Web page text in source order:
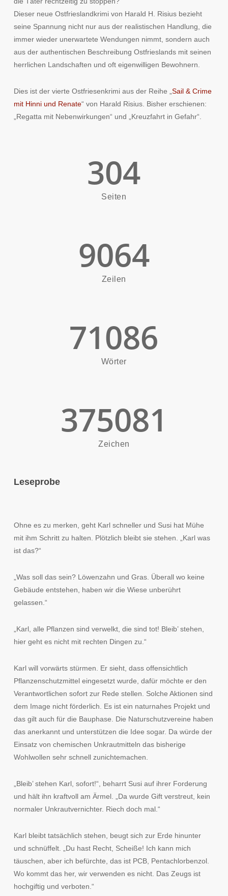
Dieser neue Ostfrieslandkrimi von Harald H. Risius bezieht
seine Spannung nicht nur aus der realistischen Handlung, die
immer wieder unerwartete Wendungen nimmt, sondern auch
aus der authentischen Beschreibung Ostfrieslands mit seinen
herrlichen Landschaften und oft eigenwilligen Bewohnern.
Dies ist der vierte Ostfriesenkrimi aus der Reihe „ Sail & Crime
mit Hinni und Renate“ von Harald Risius. Bisher erschienen:
„Regatta mit Nebenwirkungen“ und „Kreuzfahrt in Gefahr“.
304
Seiten
9064
Zeilen
71086
Wörter
375081
Zeichen
Leseprobe
Ohne es zu merken, geht Karl schneller und Susi hat Mühe
mit ihm Schritt zu halten. Plötzlich bleibt sie stehen. „Karl was
ist das?“
„Was soll das sein? Löwenzahn und Gras. Überall wo keine
Gebäude entstehen, haben wir die Wiese unberührt
gelassen.“
„Karl, alle Pflanzen sind verwelkt, die sind tot! Bleib’ stehen,
hier geht es nicht mit rechten Dingen zu.“
Karl will vorwärts stürmen. Er sieht, dass offensichtlich
Pflanzenschutzmittel eingesetzt wurde, dafür möchte er den
Verantwortlichen sofort zur Rede stellen. Solche Aktionen sind
dem Image nicht förderlich. Es ist ein naturnahes Projekt und
das gilt auch für die Bauphase. Die Naturschutzvereine haben
das anerkannt und unterstützen die Idee sogar. Da würde der
Einsatz von chemischen Unkrautmitteln das bisherige
Wohlwollen sehr schnell zunichtemachen.
„Bleib’ stehen Karl, sofort!“, beharrt Susi auf ihrer Forderung
und hält ihn kraftvoll am Ärmel. „Da wurde Gift verstreut, kein
normaler Unkrautvernichter. Riech doch mal.“
Karl bleibt tatsächlich stehen, beugt sich zur Erde hinunter
und schnüffelt. „Du hast Recht, Scheiße! Ich kann mich
täuschen, aber ich befürchte, das ist PCB, Pentachlorbenzol.
Wo kommt das her, wir verwenden es nicht. Das Zeugs ist
hochgiftig und verboten.“